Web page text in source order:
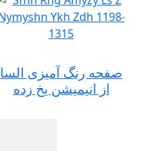
صفحه رنگ آمیزی السا
از انیمیشن یخ زده